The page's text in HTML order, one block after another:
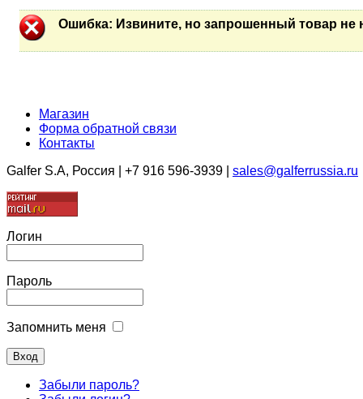
Ошибка: Извините, но запрошенный товар не
Магазин
Форма обратной связи
Контакты
Galfer S.A, Россия | +7 916 596-3939 | sales@galferrussia.ru
Логин
Пароль
Запомнить меня
Забыли пароль?